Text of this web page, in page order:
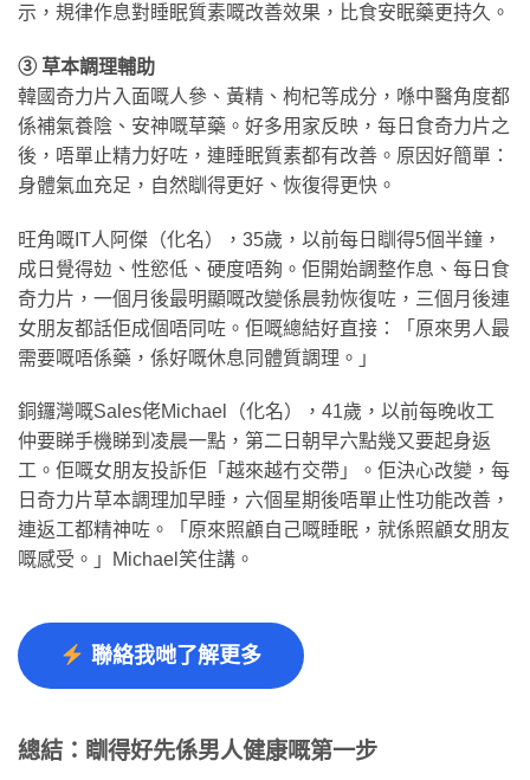
示，規律作息對睡眠質素嘅改善效果，比食安眠藥更持久。
③ 草本調理輔助
韓國奇力片入面嘅人參、黃精、枸杞等成分，喺中醫角度都
係補氣養陰、安神嘅草藥。好多用家反映，每日食奇力片之
後，唔單止精力好咗，連睡眠質素都有改善。原因好簡單：
身體氣血充足，自然瞓得更好、恢復得更快。
旺角嘅IT人阿傑（化名），35歲，以前每日瞓得5個半鐘，
成日覺得攰、性慾低、硬度唔夠。佢開始調整作息、每日食
奇力片，一個月後最明顯嘅改變係晨勃恢復咗，三個月後連
女朋友都話佢成個唔同咗。佢嘅總結好直接：「原來男人最
需要嘅唔係藥，係好嘅休息同體質調理。」
銅鑼灣嘅Sales佬Michael（化名），41歲，以前每晚收工
仲要睇手機睇到凌晨一點，第二日朝早六點幾又要起身返
工。佢嘅女朋友投訴佢「越來越冇交帶」。佢決心改變，每
日奇力片草本調理加早睡，六個星期後唔單止性功能改善，
連返工都精神咗。「原來照顧自己嘅睡眠，就係照顧女朋友
嘅感受。」Michael笑住講。
聯絡我哋了解更多
總結：瞓得好先係男人健康嘅第一步